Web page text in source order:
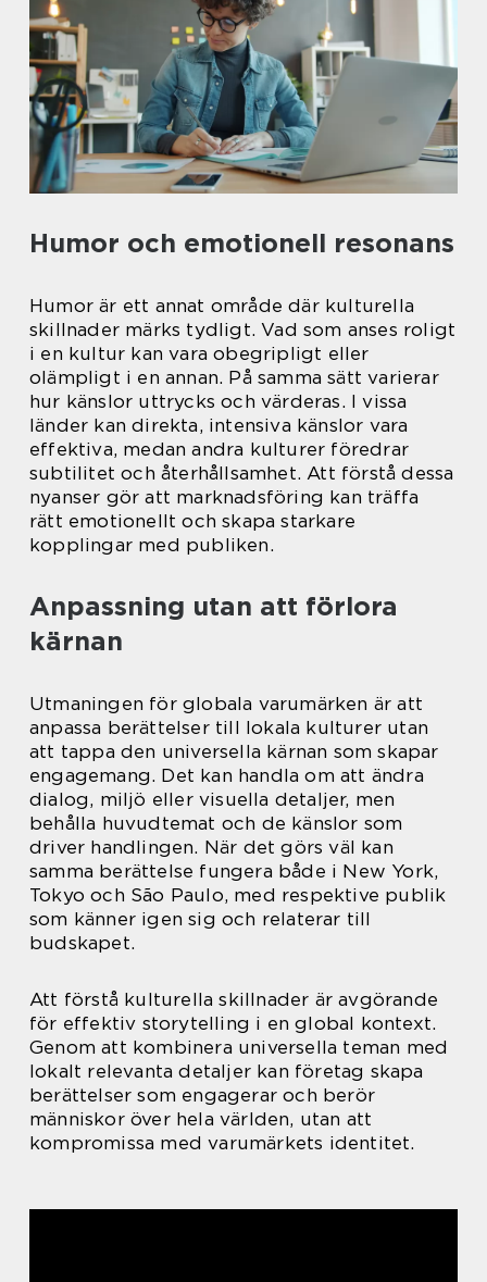
Humor och emotionell resonans
Humor är ett annat område där kulturella
skillnader märks tydligt. Vad som anses roligt
i en kultur kan vara obegripligt eller
olämpligt i en annan. På samma sätt varierar
hur känslor uttrycks och värderas. I vissa
länder kan direkta, intensiva känslor vara
effektiva, medan andra kulturer föredrar
subtilitet och återhållsamhet. Att förstå dessa
nyanser gör att marknadsföring kan träffa
rätt emotionellt och skapa starkare
kopplingar med publiken.
Anpassning utan att förlora
kärnan
Utmaningen för globala varumärken är att
anpassa berättelser till lokala kulturer utan
att tappa den universella kärnan som skapar
engagemang. Det kan handla om att ändra
dialog, miljö eller visuella detaljer, men
behålla huvudtemat och de känslor som
driver handlingen. När det görs väl kan
samma berättelse fungera både i New York,
Tokyo och São Paulo, med respektive publik
som känner igen sig och relaterar till
budskapet.
Att förstå kulturella skillnader är avgörande
för effektiv storytelling i en global kontext.
Genom att kombinera universella teman med
lokalt relevanta detaljer kan företag skapa
berättelser som engagerar och berör
människor över hela världen, utan att
kompromissa med varumärkets identitet.